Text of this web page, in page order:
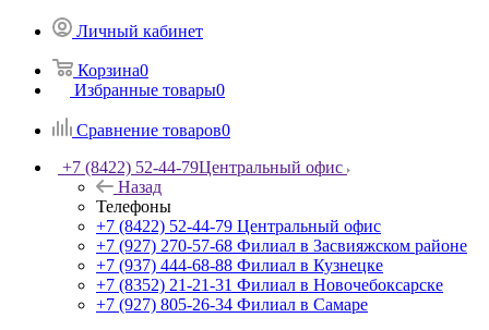
Личный кабинет
Корзина0
Избранные товары0
Сравнение товаров0
+7 (8422) 52-44-79Центральный офис
Назад
Телефоны
+7 (8422) 52-44-79 Центральный офис
+7 (927) 270-57-68 Филиал в Засвияжском районе
+7 (937) 444-68-88 Филиал в Кузнецке
+7 (8352) 21-21-31 Филиал в Новочебоксарске
+7 (927) 805-26-34 Филиал в Самаре